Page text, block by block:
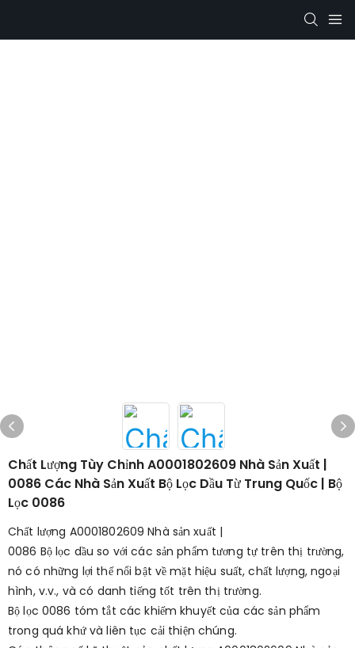
Chất Lượng Tùy Chỉnh A0001802609 Nhà Sản Xuất |
0086 Các Nhà Sản Xuất Bộ Lọc Dầu Từ Trung Quốc | Bộ
Lọc 0086
Chất lượng A0001802609 Nhà sản xuất |
0086 Bộ lọc dầu so với các sản phẩm tương tự trên thị trường,
nó có những lợi thế nổi bật về mặt hiệu suất, chất lượng, ngoại
hình, v.v., và có danh tiếng tốt trên thị trường.
Bộ lọc 0086 tóm tắt các khiếm khuyết của các sản phẩm
trong quá khứ và liên tục cải thiện chúng.